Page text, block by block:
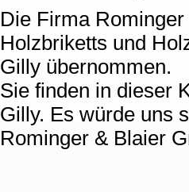
Die Firma
Holzbriketts und
Gilly übernommen.
Sie finden in dieser
Gilly. Es würde uns
Rominger & Blaier